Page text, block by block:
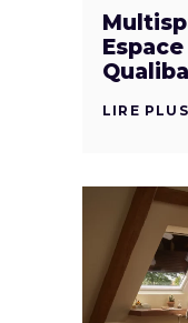
LIRE PLUS